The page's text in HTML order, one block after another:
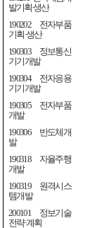
발기획·생산
190202 전자부품
기획·생산
190303 정보통신
기기개발
190304 전자응용
기기개발
190305 전자부품
개발
190306 반도체개
발
190318 자율주행
개발
190319 원격시스
템개발
200101 정보기술
전략·계획